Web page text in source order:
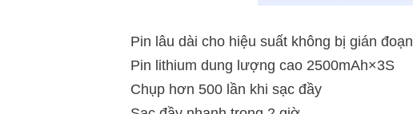
Pin lâu dài cho hiệu suất không bị gián đoạn
Pin lithium dung lượng cao 2500mAh×3S
Chụp hơn 500 lần khi sạc đầy